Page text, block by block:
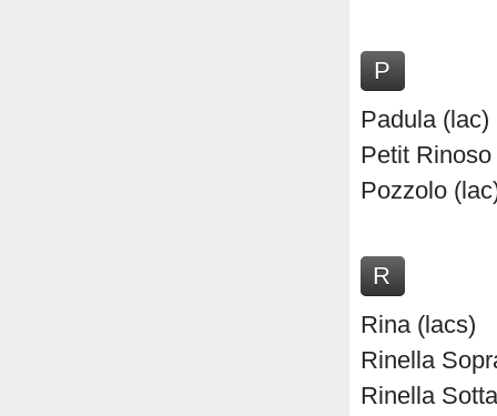
P
Padula (lac)
Petit Rinoso
Pozzolo
R
Rina (lacs)
Rinella
Rinella